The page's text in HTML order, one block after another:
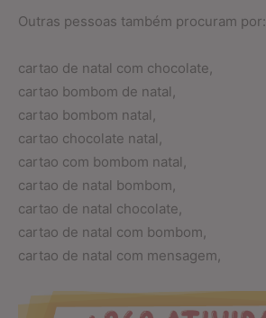
Outras pessoas também procuram por:
cartao de natal com chocolate,
cartao bombom de natal,
cartao bombom natal,
cartao chocolate natal,
cartao com bombom natal,
cartao de natal bombom,
cartao de natal chocolate,
cartao de natal com bombom,
cartao de natal com mensagem,